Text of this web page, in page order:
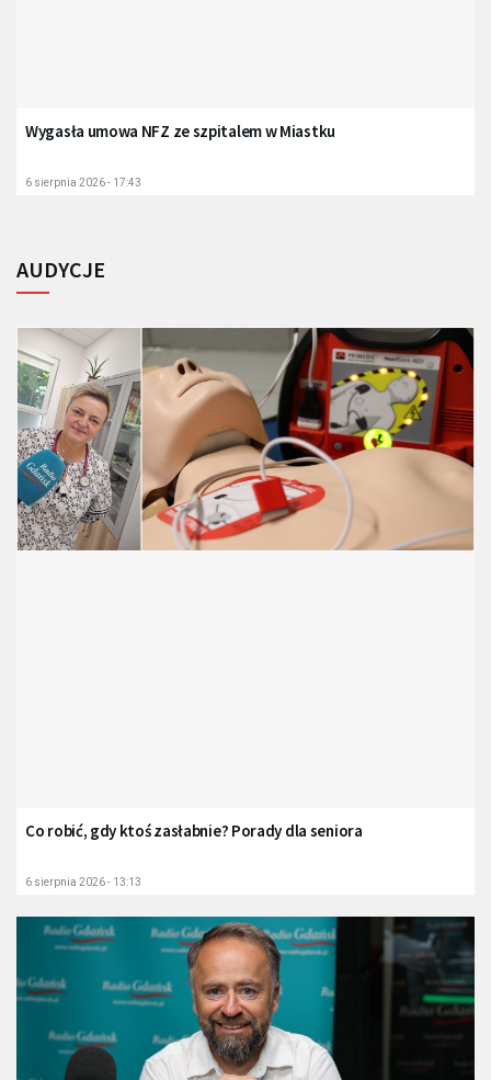
Wygasła umowa NFZ ze szpitalem w Miastku
6 sierpnia 2026 - 17:43
AUDYCJE
Co robić, gdy ktoś zasłabnie? Porady dla seniora
6 sierpnia 2026 - 13:13